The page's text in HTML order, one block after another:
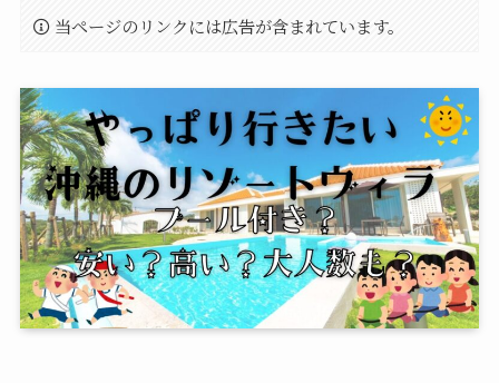
当ページのリンクには広告が含まれています。